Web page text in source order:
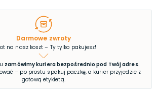
Darmowe zwroty
na nasz koszt – Ty tylko pakujesz!
zamówimy kuriera bezpośrednio pod Twój adres.
– po prostu spakuj paczkę, a kurier przyjedzie z
gotową etykietą.